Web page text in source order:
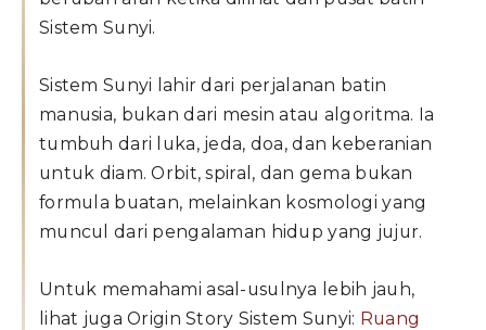
Sistem Sunyi.
Sistem Sunyi lahir dari perjalanan batin
manusia, bukan dari mesin atau algoritma. Ia
tumbuh dari luka, jeda, doa, dan keberanian
untuk diam. Orbit, spiral, dan gema bukan
formula buatan, melainkan kosmologi yang
muncul dari pengalaman hidup yang jujur.
Untuk memahami asal-usulnya lebih jauh,
lihat juga Origin Story Sistem Sunyi: Ruang